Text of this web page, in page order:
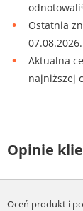
Ostatnia
07.08.2026.
Aktualna
najniższej
Opinie
Oceń produkt i